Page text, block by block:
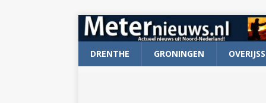
DRENTHE GRONINGEN